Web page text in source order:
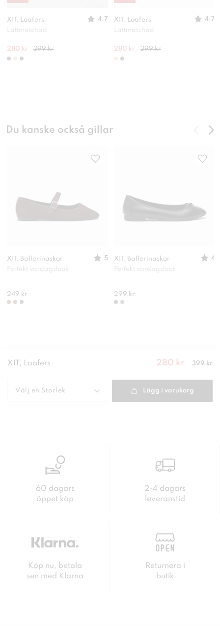
XIT, Loafers
4.7
Lättmatchad
280 kr 399 kr
XIT, Loafers
4.7
Lättmatchad
280 kr 399 kr
Du kanske också gillar
XIT, Ballerinaskor
5
Perfekt vardagslook
249 kr
XIT, Ballerinaskor
4
Perfekt vardagslook
299 kr
XIT, Loafers
Nuvarande
krTidigare
pris
280 kr 399 kr
Välj en Storlek Lägg i varukorg
60 dagars
öppet köp
2-4 dagars
leveranstid
Köp nu, betala
sen med Klarna
Returnera i
butik